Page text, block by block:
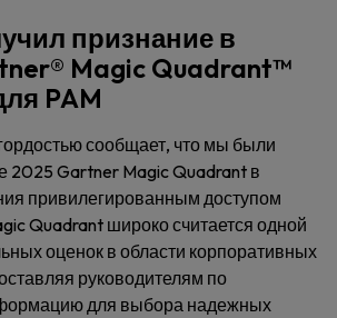
признание в
Magic Quadrant™
PAM
сообщает, что мы были
2025 Gartner Magic Quadrant в
привилегированным доступом
Quadrant широко считается одной
оценок в области корпоративных
руководителям по
для выбора надежных